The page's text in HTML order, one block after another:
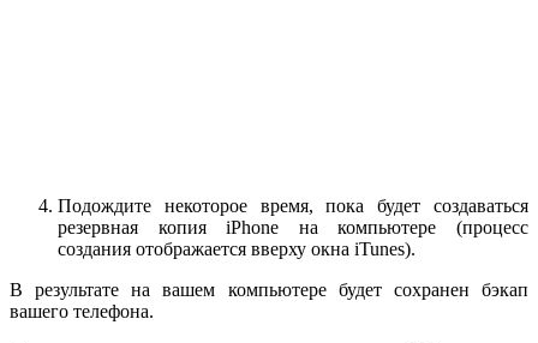
Подождите некоторое время, пока будет создаваться
резервная копия iPhone на компьютере (процесс
создания отображается вверху окна iTunes).
В результате на вашем компьютере будет сохранен бэкап
вашего телефона.